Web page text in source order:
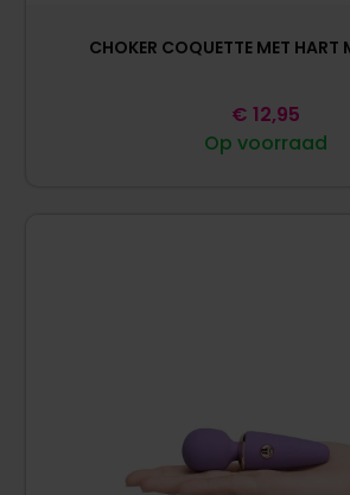
CHOKER COQUETTE MET HART
Op voorraad
€ 12,95